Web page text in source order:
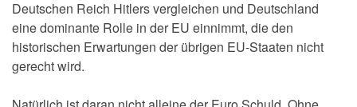
Deutschen Reich Hitlers vergleichen und Deutschland
eine dominante Rolle in der EU einnimmt, die den
historischen Erwartungen der übrigen EU-Staaten nicht
gerecht wird.